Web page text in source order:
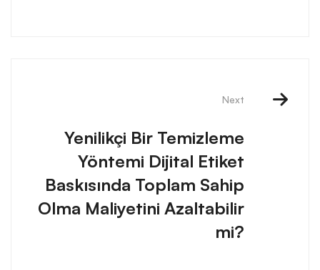
Next
Yenilikçi Bir Temizleme
Yöntemi Dijital Etiket
Baskısında Toplam Sahip
Olma Maliyetini Azaltabilir
mi?